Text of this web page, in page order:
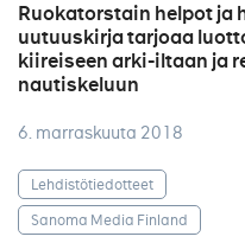
Ruokatorstain helpot ja
uutuuskirja tarjoaa
kiireiseen arki-iltaan ja
nautiskeluun
6. marraskuuta 2018
Lehdistötiedotteet
Sanoma Media Finland